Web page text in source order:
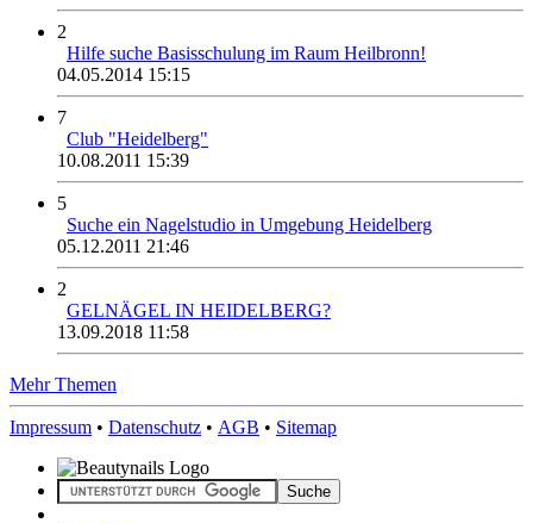
2
Hilfe suche Basisschulung im Raum Heilbronn!
04.05.2014 15:15
7
Club "Heidelberg"
10.08.2011 15:39
5
Suche ein Nagelstudio in Umgebung Heidelberg
05.12.2011 21:46
2
GELNÄGEL IN HEIDELBERG?
13.09.2018 11:58
Mehr Themen
Impressum • Datenschutz • AGB • Sitemap